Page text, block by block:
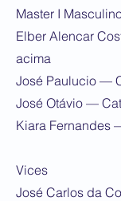
Master I
Elber Alencar
acima
José Paulucio —
José Otávio —
Kiara Fernandes
Vices
José Carlos da